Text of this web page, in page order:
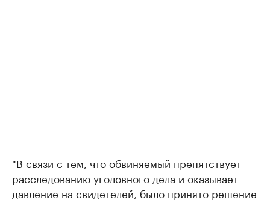
"В связи с тем, что обвиняемый препятствует
расследованию уголовного дела и оказывает
давление на свидетелей, было принято решение